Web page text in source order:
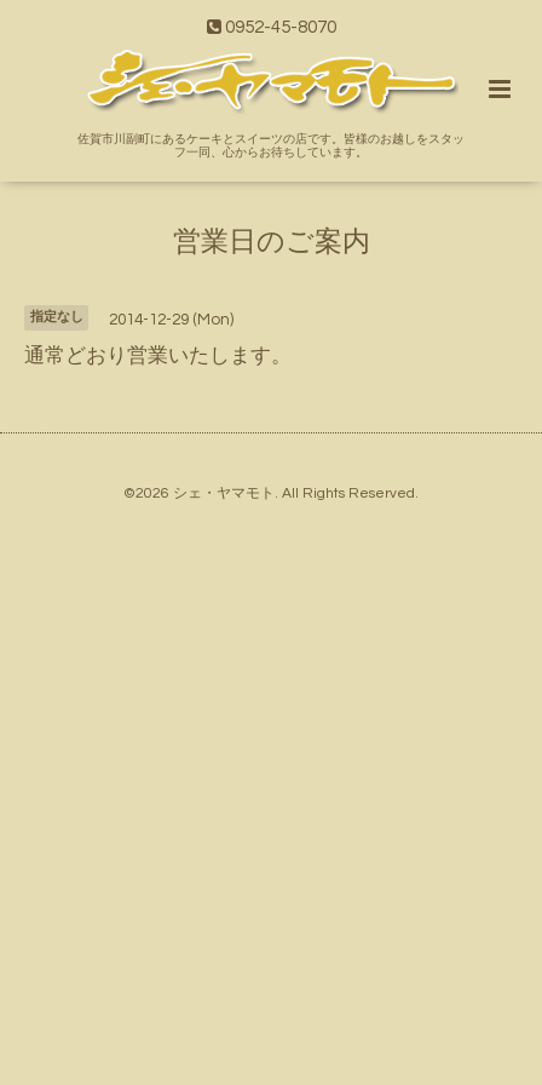
0952-45-8070
佐賀市川副町にあるケーキとスイーツの店です。皆様のお越しをスタッ
フ一同、心からお待ちしています。
営業日のご案内
指定なし 2014-12-29 (Mon)
通常どおり営業いたします。
©2026 シェ・ヤマモト . All Rights Reserved.